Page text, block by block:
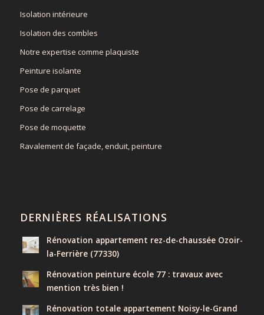
Isolation intérieure
Isolation des combles
Notre expertise comme plaquiste
Peinture isolante
Pose de parquet
Pose de carrelage
Pose de moquette
Ravalement de façade, enduit, peinture
DERNIÈRES RÉALISATIONS
Rénovation appartement rez-de-chaussée Ozoir-
la-Ferrière (77330)
Rénovation peinture école 77 : travaux avec
mention très bien !
Rénovation totale appartement Noisy-le-Grand